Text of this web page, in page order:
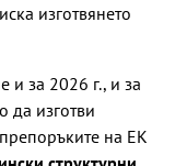
изготвянето
и за 2026 г., и за
да изготви
на ЕК